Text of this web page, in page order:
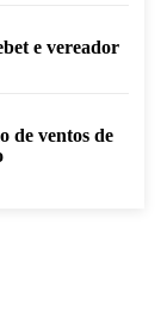
e vereador
de ventos de